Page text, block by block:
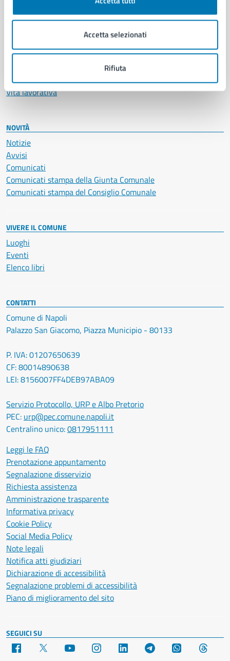
Accetta selezionati
Rifiuta
Documenti e certificati
Educazione e formazione
Imprese e commercio
Salute, benessere e assistenza
Servizi Cimiteriali
Vita lavorativa
NOVITÀ
Notizie
Avvisi
Comunicati
Comunicati stampa della Giunta Comunale
Comunicati stampa del Consiglio Comunale
VIVERE IL COMUNE
Luoghi
Eventi
Elenco libri
CONTATTI
Comune di Napoli
Palazzo San Giacomo, Piazza Municipio - 80133
P. IVA: 01207650639
CF: 80014890638
LEI: 8156007FF4DEB97ABA09
Servizio Protocollo, URP e Albo Pretorio
PEC: urp@pec.comune.napoli.it
Centralino unico:0817951111
Leggi le FAQ
Prenotazione appuntamento
Segnalazione disservizio
Richiesta assistenza
Amministrazione trasparente
Informativa privacy
Cookie Policy
Social Media Policy
Note legali
Notifica atti giudiziari
Dichiarazione di accessibilità
Segnalazione problemi di accessibilità
Piano di miglioramento del sito
SEGUICI SU
Facebook YouTube Instagram LinkedIn Telegram WhatsApp